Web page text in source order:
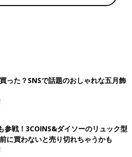
post on Instagram
った？SNSで話題のおしゃれな五月飾
参戦！3COINS&ダイソーのリュック型
に買わないと売り切れちゃうかも